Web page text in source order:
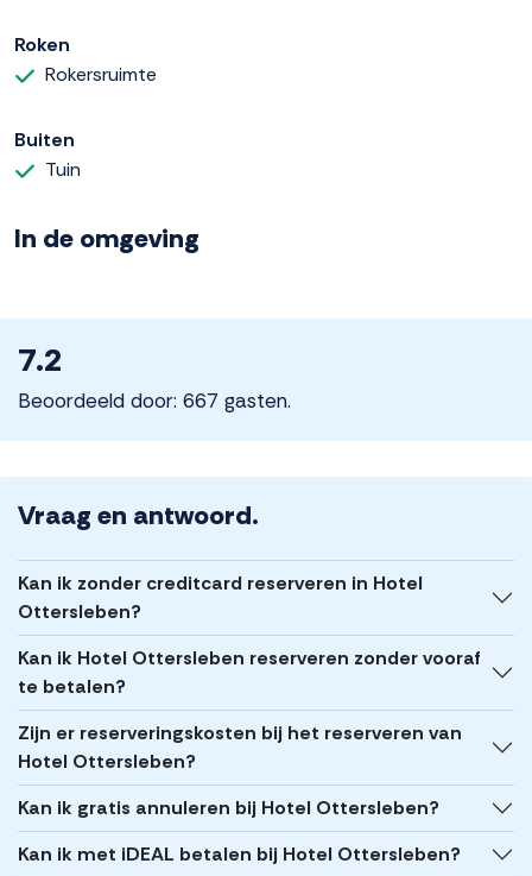
Roken
Rokersruimte
Buiten
Tuin
In de omgeving
7.2
Beoordeeld door: 667 gasten.
Vraag en antwoord.
Kan ik zonder creditcard reserveren in Hotel
Ottersleben?
Kan ik Hotel Ottersleben reserveren zonder vooraf
te betalen?
Zijn er reserveringskosten bij het reserveren van
Hotel Ottersleben?
Kan ik gratis annuleren bij Hotel Ottersleben?
Kan ik met iDEAL betalen bij Hotel Ottersleben?